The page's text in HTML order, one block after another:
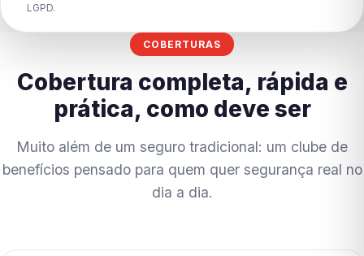
LGPD.
COBERTURAS
Cobertura completa, rápida e
prática, como deve ser
Muito além de um seguro tradicional: um clube de
benefícios pensado para quem quer segurança real no
dia a dia.